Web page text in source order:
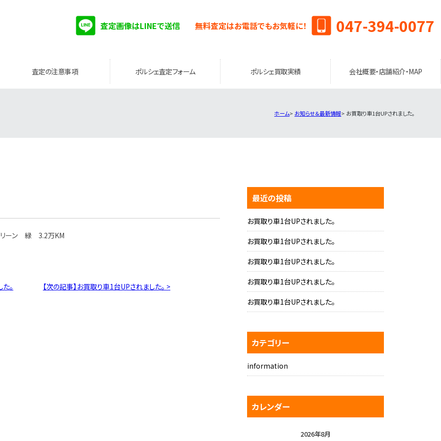
査定画像はLINEで送信 無料査定はお電話でもお気軽に！ 047-394-0077
査定の注意事項 ポルシェ査定フォーム ポルシェ買取実績 会社概要・店舗紹介・MAP
ホーム お知らせ＆最新情報 お買取り車1台UPされました。
リーン 緑 3.2万KM
。 【次の記事】お買取り車1台UPされました。 >
最近の投稿
お買取り車1台UPされました。
お買取り車1台UPされました。
お買取り車1台UPされました。
お買取り車1台UPされました。
お買取り車1台UPされました。
カテゴリー
information
カレンダー
2026年8月